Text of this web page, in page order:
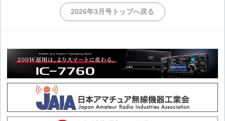
第16回 再び矩形波の高調波について
第14回 矩形波から正弦波を作る実験(前編)
第13回 LMC555を使った周波数切り替え式オーディオ・ジェネ
レーターの製作
2026年3月号トップへ戻る